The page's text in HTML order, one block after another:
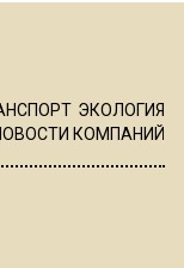
ЭКОЛОГИЯ
КОМПАНИЙ